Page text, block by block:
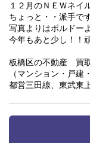
１２月のＮＥＷネイ
ちょっと・・派手で
写真よりはボルドー
今年もあと少し！！
板橋区の不動産
（マンション・戸建
都営三田線、東武東